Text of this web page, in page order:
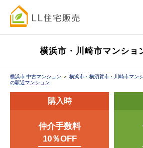
横浜市・川崎市マンショ
横浜市 中古マンション ＞ 横浜市・横須賀市・川崎市マン
の駅近マンション
購入時
仲介手数料
10％OFF